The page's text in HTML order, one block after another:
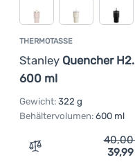
THERMOTASSE
Stanley Quencher
600 ml
Gewicht: 322 g
Behältervolumen: 600 ml
Zum Vergleich 39,99